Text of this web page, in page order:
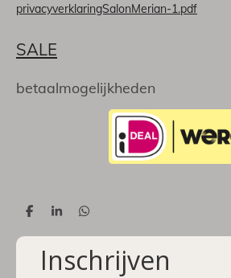
privacyverklaringSalonMerian-1.pdf
SALE
betaalmogelijkheden
D
l
S
a
e
D
l
Inschrijven